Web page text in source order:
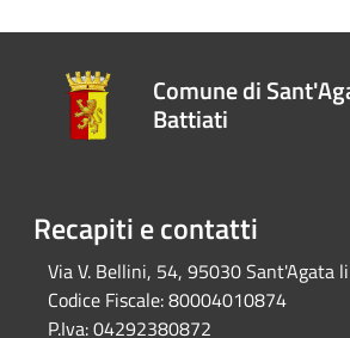
Comune di
Battiati
Recapiti e contatti
Via V. Bellini, 54, 95030 Sant'Agata
Codice Fiscale:80004010874
P.Iva:04292380872